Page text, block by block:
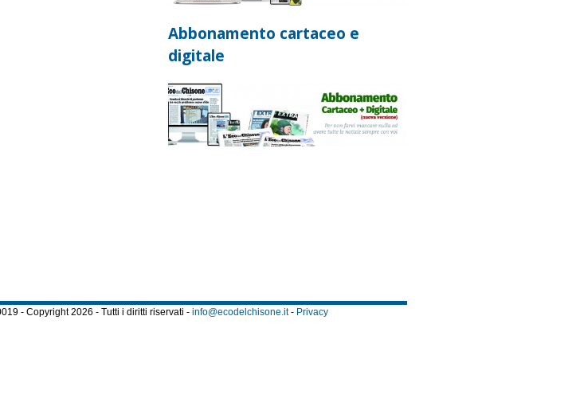
Abbonamento cartaceo e
digitale
- Copyright 2026 - Tutti i diritti riservati - info@ecodelchisone.it- Privacy